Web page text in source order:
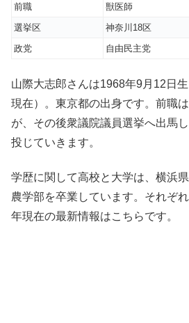
前職
獣医師
選挙区
神奈川18区
政党
自由民主党
山際大志郎さんは1968年9月12日
現在）。東京都の出身です。前職
が、その後衆議院議員選挙へ出馬
投じていきます。
学歴に関して高校と大学は、横浜
農学部を卒業しています。それぞ
年現在の最新情報はこちらです。